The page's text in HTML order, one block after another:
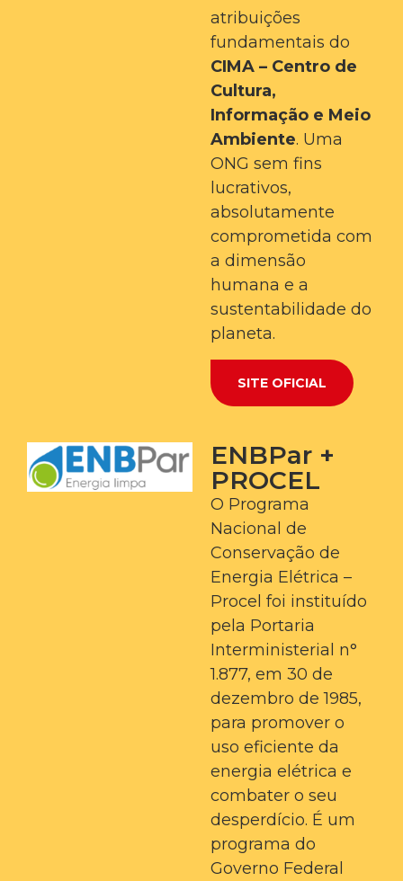
atribuições
fundamentais do
CIMA – Centro de
Cultura,
Informação e Meio
Ambiente. Uma
ONG sem fins
lucrativos,
absolutamente
comprometida com
a dimensão
humana e a
sustentabilidade do
planeta.
SITE OFICIAL
ENBPar +
PROCEL
O Programa
Nacional de
Conservação de
Energia Elétrica –
Procel foi instituído
pela Portaria
Interministerial n°
1.877, em 30 de
dezembro de 1985,
para promover o
uso eficiente da
energia elétrica e
combater o seu
desperdício. É um
programa do
Governo Federal